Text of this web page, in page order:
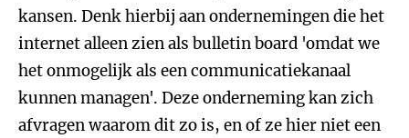
kansen. Denk hierbij aan ondernemingen die het
internet alleen zien als bulletin board 'omdat we
het onmogelijk als een communicatiekanaal
kunnen managen'. Deze onderneming kan zich
afvragen waarom dit zo is, en of ze hier niet een